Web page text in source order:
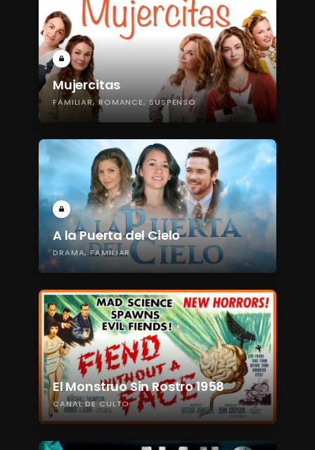
Mujercitas
FAMILIAR ROMANCE SUSPENSO
A la Puerta del Cielo
DRAMA FAMILIAR
El Monstruo Sin Rostro 1958
CANAL DE CULTO